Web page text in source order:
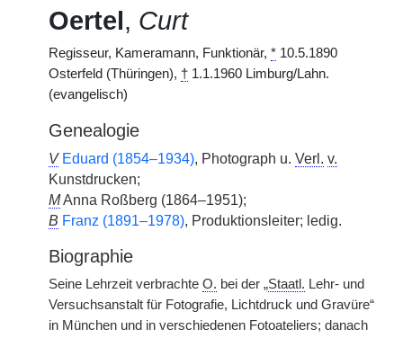
Oertel, Curt
Regisseur, Kameramann, Funktionär, * 10.5.1890
Osterfeld (Thüringen), † 1.1.1960 Limburg/Lahn.
(evangelisch)
Genealogie
V Eduard (1854–1934), Photograph u. Verl. v.
Kunstdrucken;
MAnna Roßberg (1864–1951);
B Franz (1891–1978), Produktionsleiter; ledig.
Biographie
Seine Lehrzeit verbrachte O. bei der „Staatl. Lehr- und
Versuchsanstalt für Fotografie, Lichtdruck und Gravüre“
in München und in verschiedenen Fotoateliers; danach